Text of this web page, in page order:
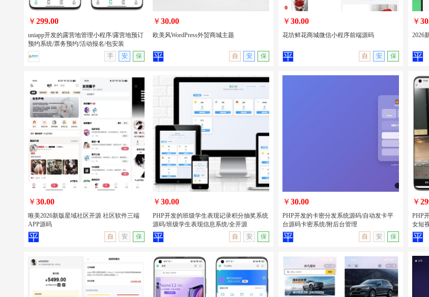
uniapp开发的露营地管理小程序/露营地
预订预约系统/票务预约/活动报名/包安
装
无演示
￥299.00
uniapp开发的露营地管理小程序/露营地预订
预约系统/票务预约/活动报名/包安装
手
安 保
欧美风WordPress外贸商城主题
无演示
￥30.00
欧美风WordPress外贸商城主题
自 安 保
无演示
￥30.00
花坊鲜花商城微信小程序前端源码
自 安 保
量主
￥
2026
￥30.00
唯美2026新版星域社区开源 社区软件三端
APP源码
自
安 保
￥30.00
PHP开发的班级学生表现记录积分抽奖系统
源码/班级学生表现信息系统/全开源
自
安 保
￥30.00
PHP开发的卡密分发系统源码/自动发卡平
台源码卡密系统/附后台管理
自
安 保
￥
PHP
女短